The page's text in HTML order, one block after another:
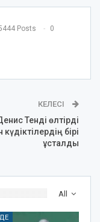
Posts 0
КЕЛЕСІ
Тенді өлтірді
күдіктілердің бірі
ұсталды
All